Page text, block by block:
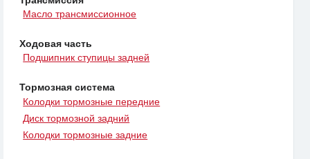
Масло трансмиссионное
Ходовая часть
Подшипник ступицы задней
Тормозная система
Колодки тормозные передние
Диск тормозной задний
Колодки тормозные задние